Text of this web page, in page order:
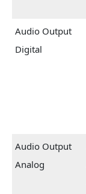
Audio Output
Digital
Audio Output
Analog